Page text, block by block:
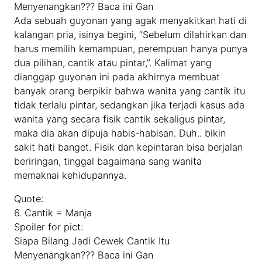
Menyenangkan??? Baca ini Gan
Ada sebuah guyonan yang agak menyakitkan hati di
kalangan pria, isinya begini, “Sebelum dilahirkan dan
harus memilih kemampuan, perempuan hanya punya
dua pilihan, cantik atau pintar,”. Kalimat yang
dianggap guyonan ini pada akhirnya membuat
banyak orang berpikir bahwa wanita yang cantik itu
tidak terlalu pintar, sedangkan jika terjadi kasus ada
wanita yang secara fisik cantik sekaligus pintar,
maka dia akan dipuja habis-habisan. Duh.. bikin
sakit hati banget. Fisik dan kepintaran bisa berjalan
beriringan, tinggal bagaimana sang wanita
memaknai kehidupannya.
Quote:
6. Cantik = Manja
Spoiler for pict:
Siapa Bilang Jadi Cewek Cantik Itu
Menyenangkan??? Baca ini Gan